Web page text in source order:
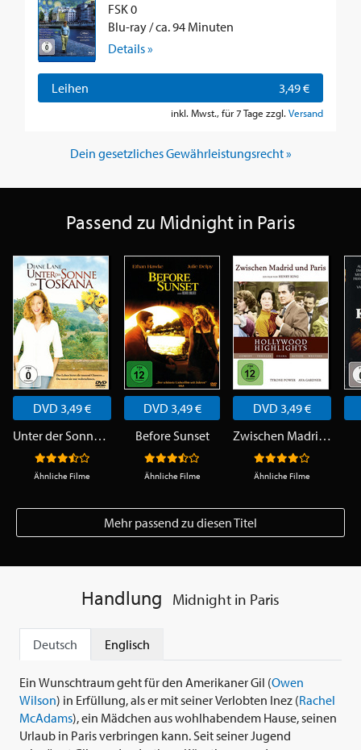
FSK 0
Blu-ray / ca. 94 Minuten
Details »
Leihen 3,49 €
inkl. Mwst., für 7 Tage zzgl. Versand
Dein gesetzliches Gewährleistungsrecht »
Passend zu Midnight in Paris
DVD 3,49 €
Unter der Sonne der Toskana
Ähnliche Filme
DVD 3,49 €
Before Sunset
Ähnliche Filme
DVD 3,49 €
Zwischen Madrid und Paris
Ähnliche Filme
Mehr passend zu diesen Titel
Handlung Midnight in Paris
Deutsch Englisch
Ein Wunschtraum geht für den Amerikaner Gil (Owen
Wilson) in Erfüllung, als er mit seiner Verlobten Inez (Rachel
McAdams), ein Mädchen aus wohlhabendem Hause, seinen
Urlaub in Paris verbringen kann. Seit seiner Jugend